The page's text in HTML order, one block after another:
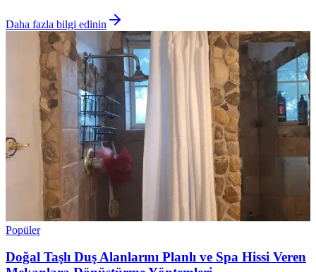
Daha fazla bilgi edinin
Popüler
Doğal Taşlı Duş Alanlarını Planlı ve Spa Hissi Veren